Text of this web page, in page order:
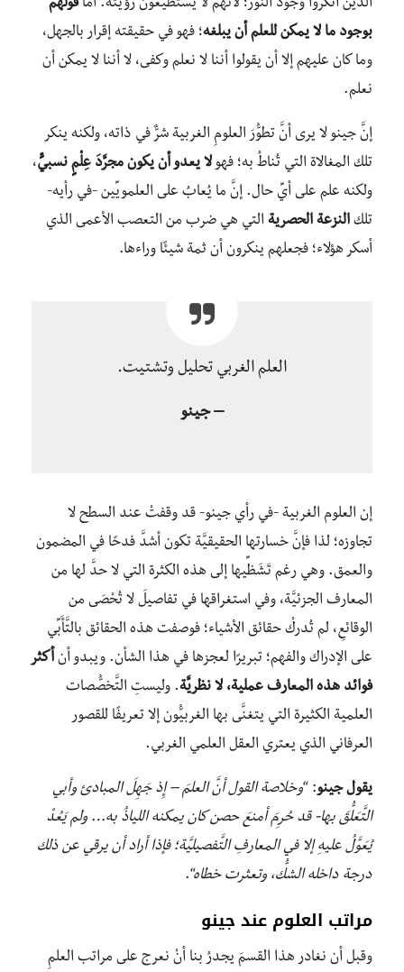
الذين أنكروا وجودَ النور؛ لأنهم لا يستطيعون رؤيَته. أماقولهم
بوجود ما لا يمكن للعلم أن يبلغه؛ فهو في حقيقته إقرار بالجهل،
وما كان عليهم إلا أن يقولوا أننا لا نعلم وكفى، لا أننا لا يمكن أن
نعلم.
إنَّ جينو لا يرى أنَّ تطوُّرَ العلومِ الغربية شرٌّ في ذاته، ولكنه ينكر
تلك المغالاة التي تُناطُ به؛ فهولا يعدو أن يكون مجرَّدَ عِلْمٍ نسبيٍّ،
ولكنه علم على أيِّ حال. إنَّ ما يُعابُ على العلمويِّين -في رأيه-
تلك النزعة الحصرية التي هي ضرب من التعصب الأعمى الذي
أسكر هؤلاء؛ فجعلهم ينكرون أن ثمة شيئًا وراءها.
العلم الغربي تحليل وتشتيت.
– جينو
إن العلوم الغربية -في رأي جينو- قد وقفتْ عند السطح لا
تجاوزه؛ لذا فإنَّ خسارتها الحقيقيَّة تكون أشدَّ فدحًا في المضمون
والعمق. وهي رغم تَشَظِّيها إلى هذه الكثرة التي لا حدَّ لها من
المعارف الجزئيَّة، وفي استغراقها في تفاصيلَ لا تُحْصَى من
الوقائعِ، لم تُدركْ حقائق الأشياء؛ فوصفت هذه الحقائق بالتَّأَبِّي
على الإدراك والفهم؛ تبريرًا لعجزها في هذا الشأن. ويبدو أن أكثر
فوائد هذه المعارف عملية، لا نظريَّة. وليستِ التَّخصُّصات
العلمية الكثيرة التي يتغنَّى بها الغربيُّون إلا تعريفًا للقصور
العرفاني الذي يعتري العقل العلمي الغربي.
يقول جينو: “وخلاصة القول أنَّ العلمَ – إِذ جَهِلَ المبادئ وأبي
التَّعَلُّقَ بها- قد حُرِمَ أمنعَ حصن كان يمكنه اللياذُ به… ولم يَعُدْ
يُعَوَّلُ عليهِ إلا في المعارفِ التَّفصيليَّة؛ فإذا أراد أن يرقي عن ذلك
درجة داخله الشكُّ، وتعثرت خطاه“.
مراتب العلوم عند جينو
وقبل أن نغادر هذا القسمَ يجدرُ بنا أنْ نعرج على مراتب العلمِ